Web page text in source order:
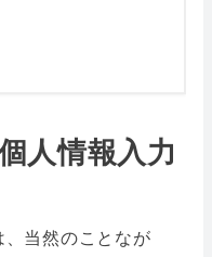
人情報入力
当然のことなが